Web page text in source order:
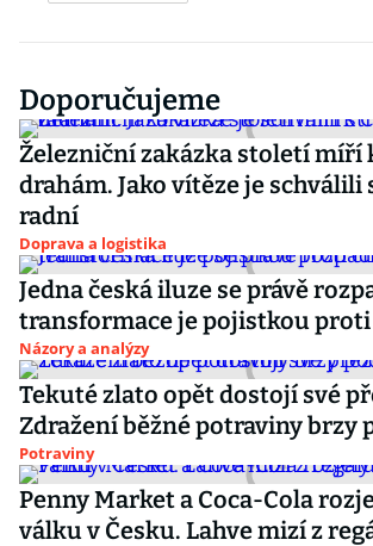
Doporučujeme
Železniční zakázka století míří
drahám. Jako vítěze je
radní
Doprava a logistika
Jedna česká iluze se právě
transformace je pojistkou
Názory a analýzy
Tekuté zlato opět dostojí své
Zdražení běžné potraviny brzy
Potraviny
Penny Market a Coca-Cola
válku v Česku. Lahve mizí z